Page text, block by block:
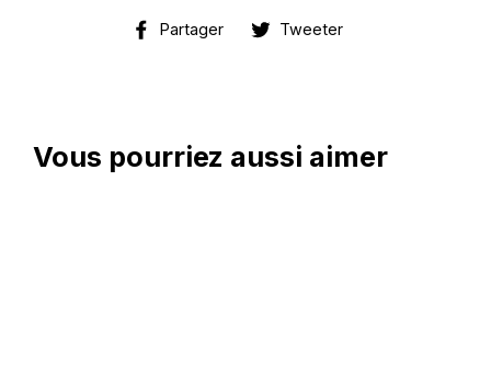
Partager
PartagerTweeter
Vous pourriez aussi aimer